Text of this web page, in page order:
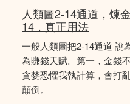
人類圖2-14通道，煉
14，真正用法
一般人類圖把2-14通道 說
為賺錢天賦。第一，金錢
貪婪恐懼我執計算，會打
顛倒。